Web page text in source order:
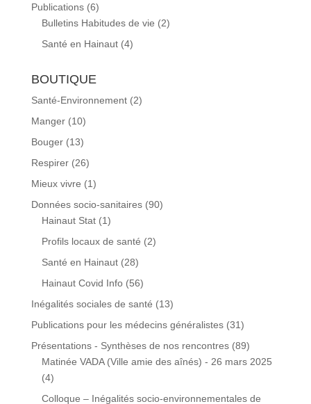
Publications(6)
Bulletins Habitudes de vie (2)
Santé en Hainaut(4)
BOUTIQUE
Santé-Environnement (2)
Manger (10)
Bouger (13)
Respirer (26)
Mieux vivre (1)
Données socio-sanitaires (90)
Hainaut Stat (1)
Profils locaux de santé (2)
Santé en Hainaut (28)
Hainaut Covid Info (56)
Inégalités sociales de santé (13)
Publications pour les médecins généralistes (31)
Présentations - Synthèses de nos rencontres (89)
Matinée VADA (Ville amie des aînés) - 26 mars 2025
(4)
Colloque – Inégalités socio-environnementales de